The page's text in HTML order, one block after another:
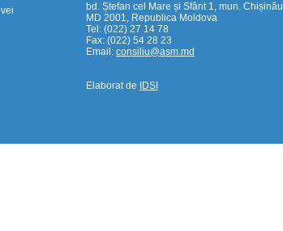
bd. Ștefan cel Mare și Sfânt 1, mun. Chișinău
MD 2001, Republica Moldova
Tel: (022) 27 14 78
Fax: (022) 54 28 23
Email: consiliu@asm.md
Elaborat de IDSI